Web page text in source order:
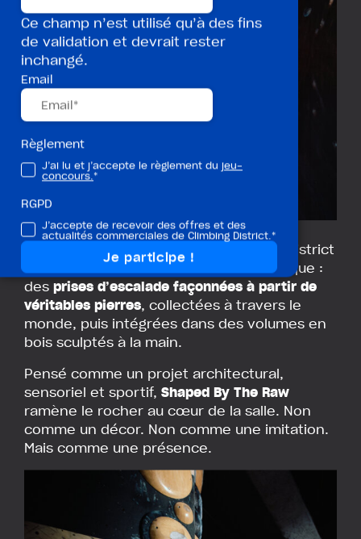
Les Prises de la Bastille
, Climbing District
et Arc’teryx dévoilent une création unique :
des prises d’escalade façonnées à partir de
véritables pierres, collectées à travers le
monde, puis intégrées dans des volumes en
bois sculptés à la main.
Pensé comme un projet architectural,
sensoriel et sportif, Shaped By The Raw
ramène le rocher au cœur de la salle. Non
comme un décor. Non comme une imitation.
Mais comme une présence.
Ce champ n’est utilisé qu’à des fins
de validation et devrait rester
inchangé.
Email
Règlement
J’ai lu et j’accepte le règlement du jeu-
concours.*
RGPD
J’accepte de recevoir des offres et des
actualités commerciales de Climbing District.*